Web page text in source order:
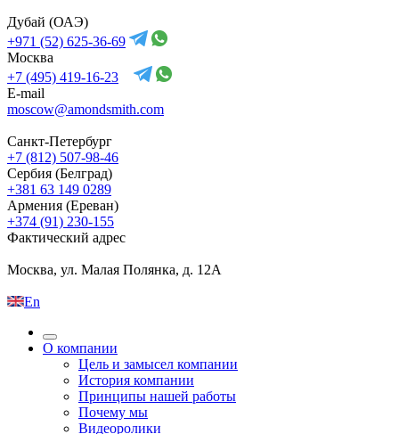
Дубай (ОАЭ)
+971 (52) 625-36-69
Москва
+7 (495) 419-16-23
E-mail
moscow@amondsmith.com
Санкт-Петербург
+7 (812) 507-98-46
Сербия (Белград)
+381 63 149 0289
Армения (Ереван)
+374 (91) 230-155
Фактический адрес
Москва, ул. Малая Полянка, д. 12А
En
О компании
Цель и замысел компании
История компании
Принципы нашей работы
Почему мы
Видеоролики